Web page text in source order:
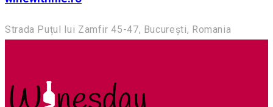
Strada Puțul lui Zamfir 45-47, București, Romania